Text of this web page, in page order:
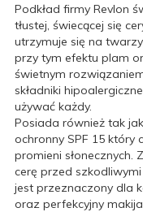
Podkład firmy Revlon
tłustej, świecącej się
utrzymuje się na
przy tym efektu plam
świetnym
składniki
używać każdy.
Posiada również tak
ochronny SPF 15 który
promieni słonecznych.
cerę przed
jest przeznaczony dla
oraz perfekcyjny